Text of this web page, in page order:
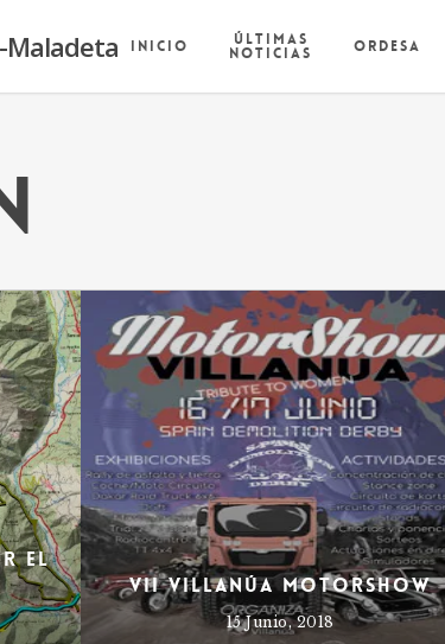
Maladeta Inicio Últimas
Noticias Ordesa
el
VII Villanúa MotorShow
15 Junio, 2018